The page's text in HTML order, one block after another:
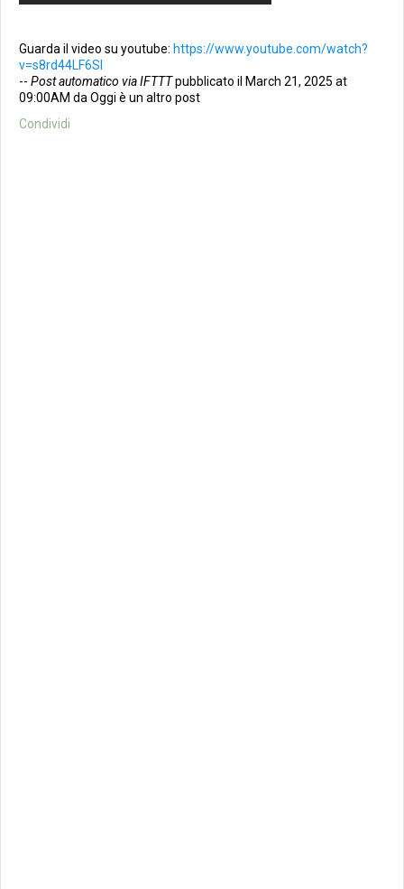
Guarda il video su youtube: https://www.youtube.com/watch?
v=s8rd44LF6SI
-- Post automatico via IFTTTpubblicato il March 21, 2025 at
09:00AM da Oggi è un altro post
Condividi